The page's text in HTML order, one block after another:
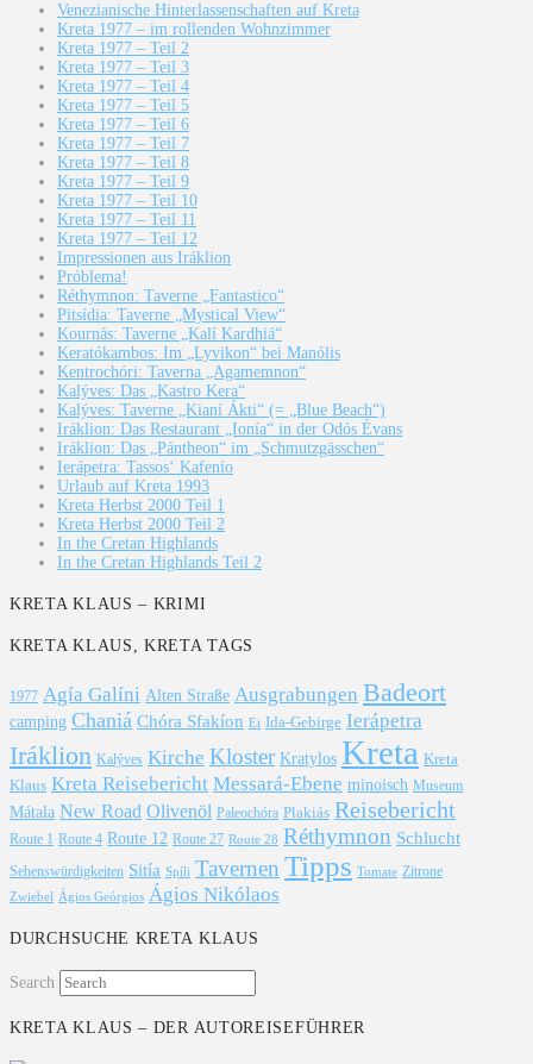
Venezianische Hinterlassenschaften auf Kreta
Kreta 1977 – im rollenden Wohnzimmer
Kreta 1977 – Teil 2
Kreta 1977 – Teil 3
Kreta 1977 – Teil 4
Kreta 1977 – Teil 5
Kreta 1977 – Teil 6
Kreta 1977 – Teil 7
Kreta 1977 – Teil 8
Kreta 1977 – Teil 9
Kreta 1977 – Teil 10
Kreta 1977 – Teil 11
Kreta 1977 – Teil 12
Impressionen aus Iráklion
Próblema!
Réthymnon: Taverne „Fantastico“
Pitsídia: Taverne „Mystical View“
Kournás: Taverne „Kalí Kardhiá“
Keratókambos: Im „Lyvikon“ bei Manólis
Kentrochóri: Taverna „Agamemnon“
Kalýves: Das „Kastro Kera“
Kalýves: Taverne „Kianí Ákti“ (= „Blue Beach“)
Iráklion: Das Restaurant „Ionía“ in der Odós Évans
Iráklion: Das „Pántheon“ im „Schmutzgässchen“
Ierápetra: Tassos‘ Kafenío
Urlaub auf Kreta 1993
Kreta Herbst 2000 Teil 1
Kreta Herbst 2000 Teil 2
In the Cretan Highlands
In the Cretan Highlands Teil 2
KRETA KLAUS – KRIMI
KRETA KLAUS, KRETA TAGS
1977 Agía Galíni Alten Straße Ausgrabungen Badeort
camping Chaniá Chóra Sfakíon Ei Ida-Gebirge Ierápetra
Iráklion Kalýves Kirche Kloster Kratylos Kreta Kreta
Klaus Kreta Reisebericht Messará-Ebene minoisch Museum
Mátala New Road Olivenöl Paleochóra Plakiás Reisebericht
Route 1 Route 4 Route 12 Route 27 Route 28 Réthymnon Schlucht
Sehenswürdigkeiten Sitía Spíli Tavernen Tipps Tomate Zitrone
Zwiebel Ágios Geórgios Ágios Nikólaos
DURCHSUCHE KRETA KLAUS
Search
KRETA KLAUS – DER AUTOREISEFÜHRER